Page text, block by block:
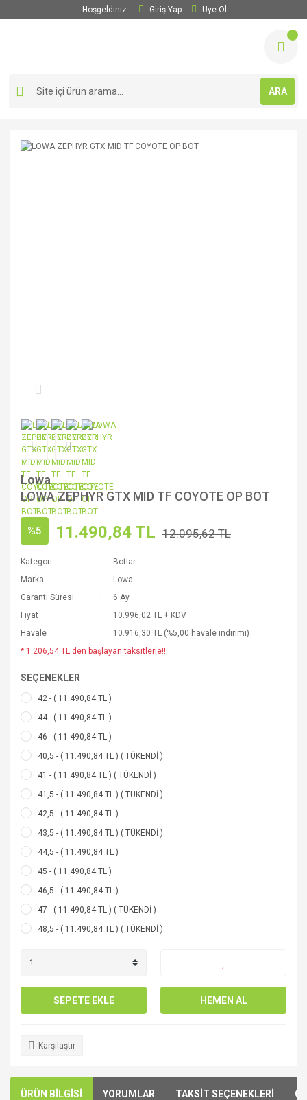
Hoşgeldiniz Giriş Yap Üye Ol
ARA
Lowa
LOWA ZEPHYR GTX MID TF COYOTE OP BOT
%5 11.490,84 TL 12.095,62 TL
Kategori
Botlar
Marka
Lowa
Garanti Süresi
6 Ay
Fiyat
10.996,02 TL + KDV
Havale
10.916,30 TL (%5,00 havale indirimi)
* 1.206,54 TL den başlayan taksitlerle!!
SEÇENEKLER
42 - ( 11.490,84 TL )
44 - ( 11.490,84 TL )
46 - ( 11.490,84 TL )
40,5 - ( 11.490,84 TL ) ( TÜKENDİ )
41 - ( 11.490,84 TL ) ( TÜKENDİ )
41,5 - ( 11.490,84 TL ) ( TÜKENDİ )
42,5 - ( 11.490,84 TL )
43,5 - ( 11.490,84 TL ) ( TÜKENDİ )
44,5 - ( 11.490,84 TL )
45 - ( 11.490,84 TL )
46,5 - ( 11.490,84 TL )
47 - ( 11.490,84 TL ) ( TÜKENDİ )
48,5 - ( 11.490,84 TL ) ( TÜKENDİ )
SEPETE EKLE HEMEN AL
Karşılaştır
ÜRÜN BİLGİSİ YORUMLAR TAKSİT SEÇENEKLERİ